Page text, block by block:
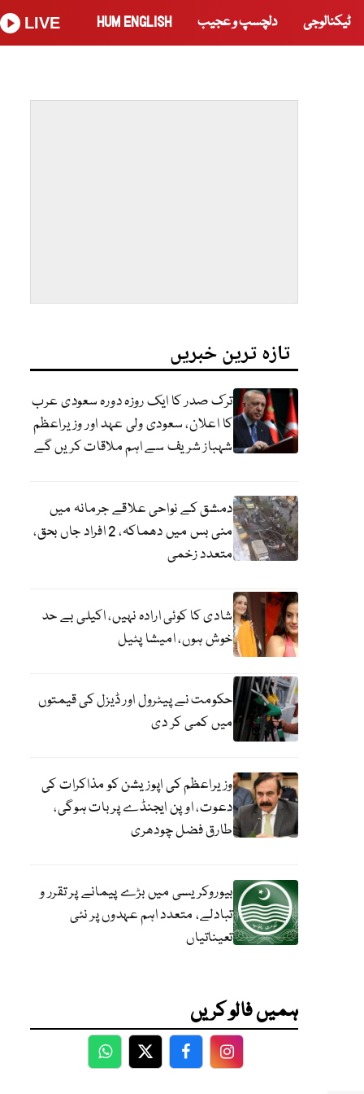
ٹیکنالوجی دلچسپ و عجیب HUM ENGLISH
LIVE
تازہ ترین خبریں
ترک صدر کا ایک روزہ دورہ سعودی عرب
کا اعلان، سعودی ولی عہد اور وزیراعظم
شہباز شریف سے اہم ملاقات کریں گے
دمشق کے نواحی علاقے جرمانہ میں
منی بس میں دھماکہ، 2 افراد جاں بحق،
متعدد زخمی
شادی کا کوئی ارادہ نہیں، اکیلی بے حد
خوش ہوں، امیشا پٹیل
حکومت نے پیٹرول اور ڈیزل کی قیمتوں
میں کمی کر دی
وزیراعظم کی اپوزیشن کو مذاکرات کی
دعوت، اوپن ایجنڈے پر بات ہوگی،
طارق فضل چودھری
بیوروکریسی میں بڑے پیمانے پر تقرر و
تبادلے، متعدد اہم عہدوں پر نئی
تعیناتیاں
ہمیں فالو کریں
WhatsApp
TwitterFacebookFacebook